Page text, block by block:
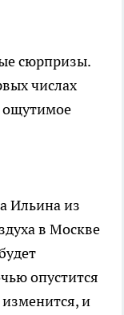
сюрпризы.
числах
ощутимое
Ильина из
в Москве
опустится
и